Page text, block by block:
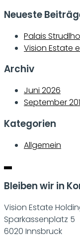
Neueste
Palais
Vision Estate
Archiv
Juni 2026
September
Kategorien
Allgemein
Bleiben wir in
Vision Estate
Sparkassenplatz 5
6020 Innsbruck